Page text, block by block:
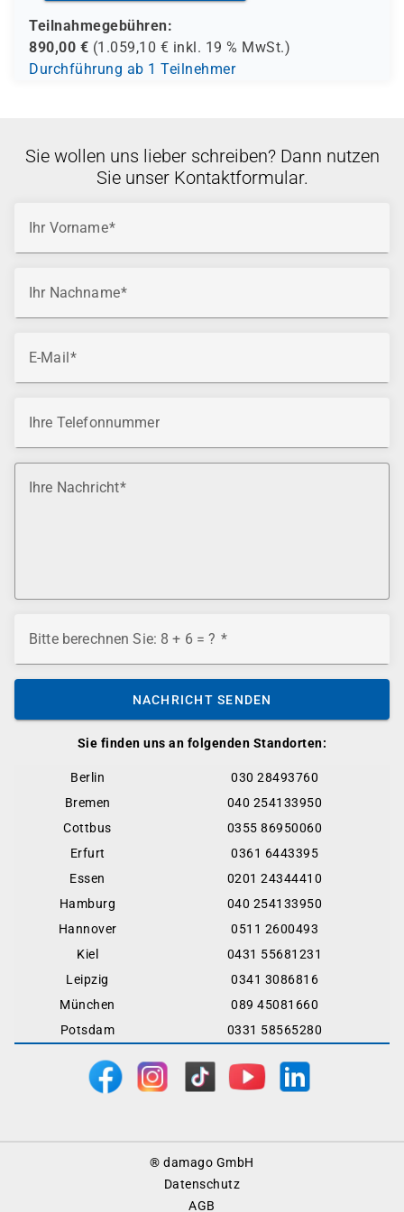
Teilnahmegebühren:
890,00 € (1.059,10 € inkl. 19 % MwSt.)
Durchführung ab 1 Teilnehmer
Sie finden uns an folgenden Standorten:
Berlin
030 28493760
Bremen
040 254133950
Cottbus
0355 86950060
Erfurt
0361 6443395
Essen
0201 24344410
Hamburg
040 254133950
Hannover
0511 2600493
Kiel
0431 55681231
Leipzig
0341 3086816
München
089 45081660
Potsdam
0331 58565280
Sie wollen uns lieber schreiben? Dann nutzen
Sie unser Kontaktformular.
Ihr Vorname
Ihr Nachname
E-Mail
Ihre Telefonnummer
Ihre Nachricht
Bitte berechnen Sie: 8 + 6 = ?
NACHRICHT SENDEN
® damago GmbH
Datenschutz
AGB